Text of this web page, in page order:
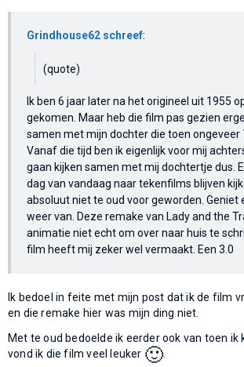
Grindhouse62 schreef:
(quote)
Ik ben 6 jaar later na het origineel uit 1955
gekomen. Maar heb die film pas gezien
samen met mijn dochter die toen ongeveer
Vanaf die tijd ben ik eigenlijk voor mij
gaan kijken samen met mij dochtertje dus.
dag van vandaag naar tekenfilms blijven
absoluut niet te oud voor geworden. Geniet
weer van. Deze remake van Lady and the
animatie niet echt om over naar huis te
film heeft mij zeker wel vermaakt. Een 3.0
Ik bedoel in feite met mijn post dat ik de film
en die remake hier was mijn ding niet.
Met te oud bedoelde ik eerder ook van toen ik
vond ik die film veel leuker 🙂